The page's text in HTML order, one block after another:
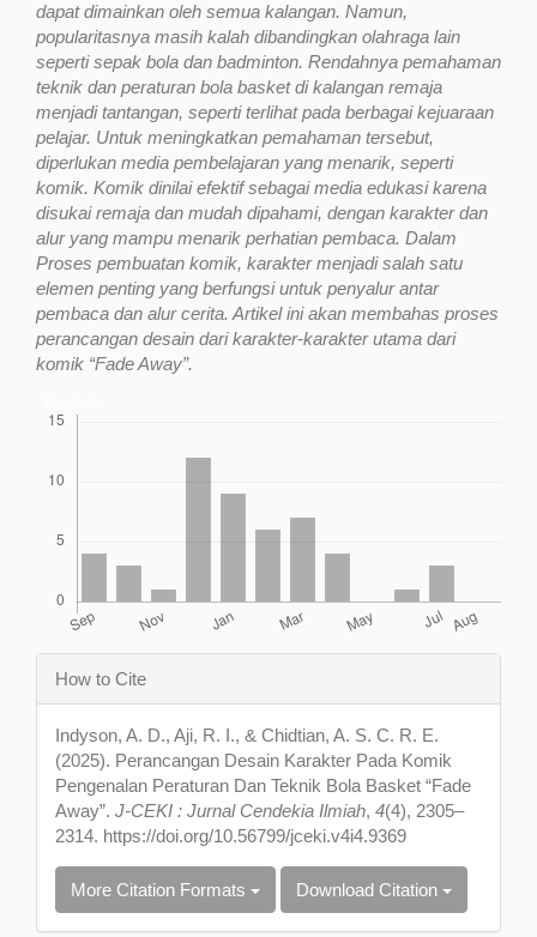
dapat dimainkan oleh semua kalangan. Namun,
popularitasnya masih kalah dibandingkan olahraga lain
seperti sepak bola dan badminton. Rendahnya pemahaman
teknik dan peraturan bola basket di kalangan remaja
menjadi tantangan, seperti terlihat pada berbagai kejuaraan
pelajar. Untuk meningkatkan pemahaman tersebut,
diperlukan media pembelajaran yang menarik, seperti
komik. Komik dinilai efektif sebagai media edukasi karena
disukai remaja dan mudah dipahami, dengan karakter dan
alur yang mampu menarik perhatian pembaca. Dalam
Proses pembuatan komik, karakter menjadi salah satu
elemen penting yang berfungsi untuk penyalur antar
pembaca dan alur cerita. Artikel ini akan membahas proses
perancangan desain dari karakter-karakter utama dari
komik “Fade Away”.
Article
Details
How to Cite
Indyson, A. D., Aji, R. I., & Chidtian, A. S. C. R. E.
(2025). Perancangan Desain Karakter Pada Komik
Pengenalan Peraturan Dan Teknik Bola Basket “Fade
Away”. J-CEKI : Jurnal Cendekia Ilmiah, 4(4), 2305–
2314. https://doi.org/10.56799/jceki.v4i4.9369
More Citation Formats Download Citation